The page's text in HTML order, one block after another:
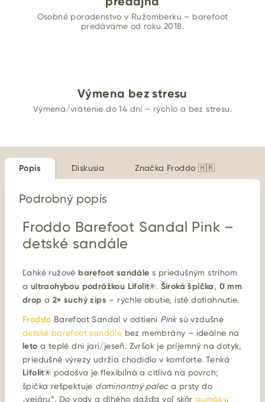
Osobné poradenstvo v Ružomberku – barefoot
predávame od roku 2018.
Výmena bez stresu
Výmena/vrátenie do 14 dní – rýchlo a bez stresu.
Popis Diskusia Značka Froddo 🇭🇷
Podrobný popis
Froddo Barefoot Sandal Pink –
detské sandále
Ľahké ružovébarefoot sandále s priedušným strihom
a ultraohybou podrážkou Lifolit®. Široká špička, 0 mm
drop a 2× suchý zips – rýchle obutie, isté dotiahnutie.
Froddo Barefoot Sandal v odtieni Pinksú vzdušné
detské barefoot sandále bez membrány – ideálne na
leto a teplé dni jari/jeseň. Zvršok je príjemný na dotyk,
priedušné výrezy udržia chodidlo v komforte. Tenká
Lifolit® podošva je flexibilná a citlivá na povrch;
špička rešpektuje dominantný paleca prsty do
„vejáru“. Do vody a dlhého dažďa voľ skôr gumáky.